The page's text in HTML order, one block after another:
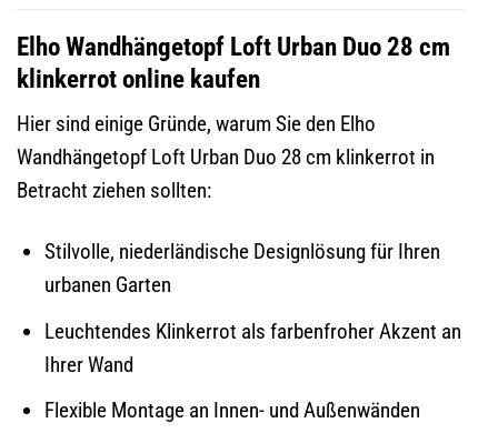
Elho Wandhängetopf Loft Urban Duo 28 cm
klinkerrot online kaufen
Hier sind einige Gründe, warum Sie den Elho
Wandhängetopf Loft Urban Duo 28 cm klinkerrot in
Betracht ziehen sollten:
Stilvolle, niederländische Designlösung für Ihren
urbanen Garten
Leuchtendes Klinkerrot als farbenfroher Akzent an
Ihrer Wand
Flexible Montage an Innen- und Außenwänden